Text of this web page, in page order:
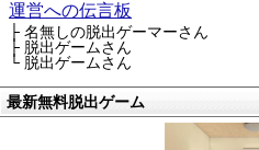
運営への伝言板
├ 名無しの脱出ゲーマーさん
├ 脱出ゲームさん
└ 脱出ゲームさん
最新無料脱出ゲーム